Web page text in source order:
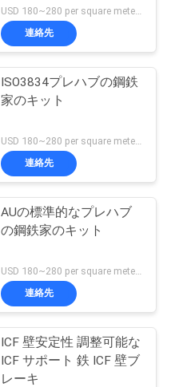
USD 180~280 per square meter MOQ:5セット
連絡先
ISO3834プレハブの鋼鉄
家のキット
連絡先
AUの標準的なプレハブ
の鋼鉄家のキット
連絡先
ICF 壁安定性 調整可能な
ICF サポート 鉄 ICF 壁ブ
レーキ